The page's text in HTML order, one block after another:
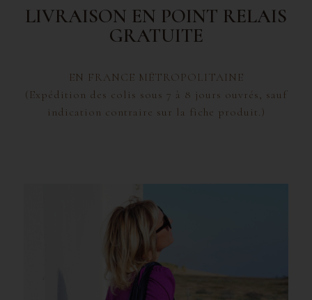
LIVRAISON EN POINT RELAIS
GRATUITE
EN FRANCE MÉTROPOLITAINE
(Expédition des colis sous 7 à 8 jours ouvrés, sauf
indication contraire sur la fiche produit.)